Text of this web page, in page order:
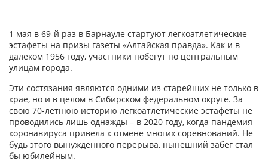
1 мая в 69-й раз в Барнауле стартуют легкоатлетические
эстафеты на призы газеты «Алтайская правда». Как и в
далеком 1956 году, участники побегут по центральным
улицам города.
Эти состязания являются одними из старейших не только в
крае, но и в целом в Сибирском федеральном округе. За
свою 70-летнюю историю легкоатлетические эстафеты не
проводились лишь однажды – в 2020 году, когда пандемия
коронавируса привела к отмене многих соревнований. Не
будь этого вынужденного перерыва, нынешний забег стал
бы юбилейным.